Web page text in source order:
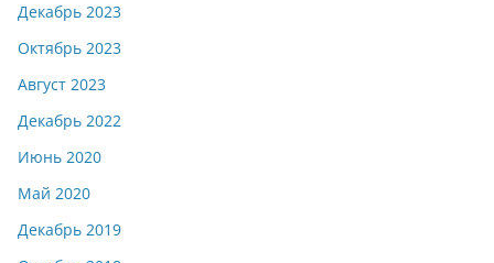
Декабрь 2023
Октябрь 2023
Август 2023
Декабрь 2022
Июнь 2020
Май 2020
Декабрь 2019